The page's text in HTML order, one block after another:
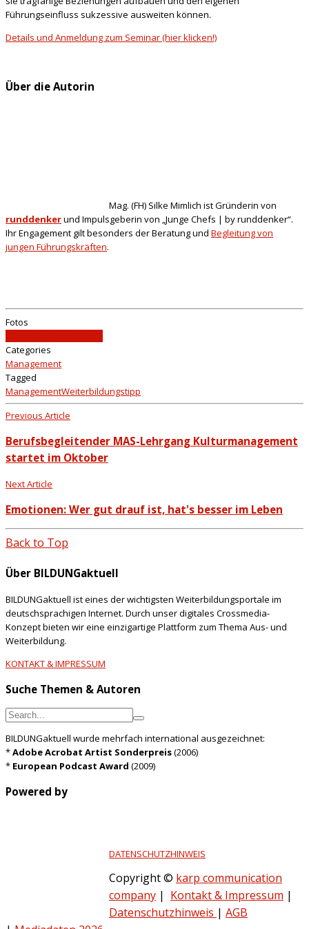
Führungseinfluss sukzessive ausweiten können.
Details und Anmeldung zum Seminar (hier klicken!)
Über die Autorin
Mag. (FH) Silke Mimlich ist Gründerin von
runddenkerund Impulsgeberin von „Junge Chefs | by runddenker“.
Ihr Engagement gilt besonders der Beratung und Begleitung von
jungen Führungskräften.
Fotos
Categories
Management
Tagged
ManagementWeiterbildungstipp
Previous Article
Berufsbegleitender MAS-Lehrgang Kulturmanagement
startet im Oktober
Next Article
Emotionen: Wer gut drauf ist, hat's besser im Leben
Back to Top
Über BILDUNGaktuell
BILDUNGaktuell ist eines der wichtigsten Weiterbildungsportale im
deutschsprachigen Internet. Durch unser digitales Crossmedia-
Konzept bieten wir eine einzigartige Plattform zum Thema Aus- und
Weiterbildung.
KONTAKT & IMPRESSUM
Suche Themen & Autoren
BILDUNGaktuell wurde mehrfach international ausgezeichnet:
*Adobe Acrobat Artist Sonderpreis(2006)
* European Podcast Award (2009)
Powered by
DATENSCHUTZHINWEIS
Copyright © karp communication
company | Kontakt & Impressum |
Datenschutzhinweis | AGB